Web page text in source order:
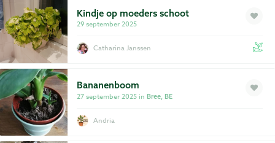
Kindje op moeders schoot
29 september 2025
Catharina Janssen
Bananenboom
27 september 2025 in Bree, BE
Andria